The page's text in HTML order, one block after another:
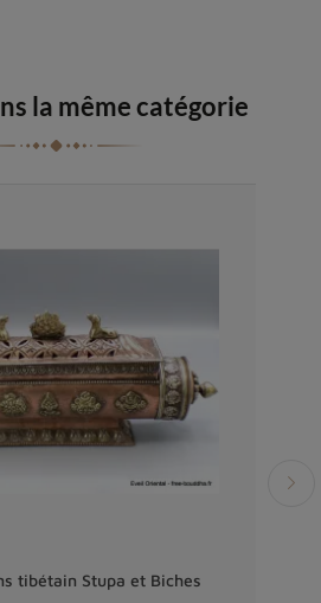
la même catégorie
tibétain Stupa et Biches